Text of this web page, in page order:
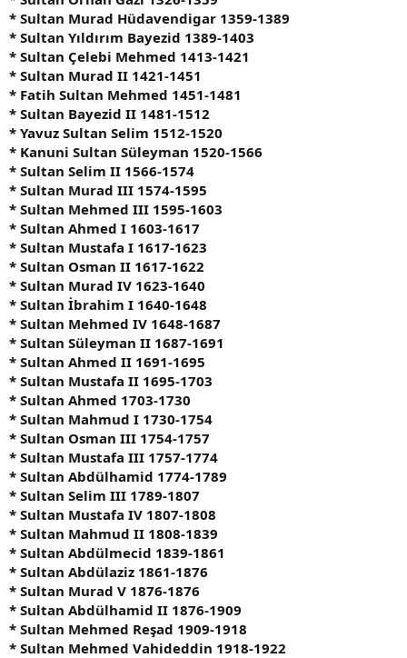
* Sultan Murad Hüdavendigar 1359-1389
* Sultan Yıldırım Bayezid 1389-1403
* Sultan Çelebi Mehmed 1413-1421
* Sultan Murad II 1421-1451
* Fatih Sultan Mehmed 1451-1481
* Sultan Bayezid II 1481-1512
* Yavuz Sultan Selim 1512-1520
* Kanuni Sultan Süleyman 1520-1566
* Sultan Selim II 1566-1574
* Sultan Murad III 1574-1595
* Sultan Mehmed III 1595-1603
* Sultan Ahmed I 1603-1617
* Sultan Mustafa I 1617-1623
* Sultan Osman II 1617-1622
* Sultan Murad IV 1623-1640
* Sultan İbrahim I 1640-1648
* Sultan Mehmed IV 1648-1687
* Sultan Süleyman II 1687-1691
* Sultan Ahmed II 1691-1695
* Sultan Mustafa II 1695-1703
* Sultan Ahmed 1703-1730
* Sultan Mahmud I 1730-1754
* Sultan Osman III 1754-1757
* Sultan Mustafa III 1757-1774
* Sultan Abdülhamid 1774-1789
* Sultan Selim III 1789-1807
* Sultan Mustafa IV 1807-1808
* Sultan Mahmud II 1808-1839
* Sultan Abdülmecid 1839-1861
* Sultan Abdülaziz 1861-1876
* Sultan Murad V 1876-1876
* Sultan Abdülhamid II 1876-1909
* Sultan Mehmed Reşad 1909-1918
* Sultan Mehmed Vahideddin 1918-1922